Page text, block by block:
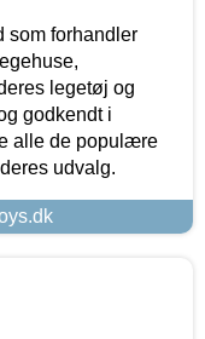
som forhandler
legetøj og
godkendt i
alle de populære
udvalg.